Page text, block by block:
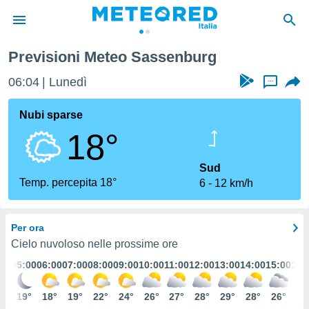
di
per
le
di
le
Previsioni Meteo Sassenburg
06:04 Lunedì ...
Nubi sparse
18°
Temp. percepita 18°
Sud
6
12 km/h
Per ora
Cielo nuvoloso nelle prossime ore
05:00
19°
06:00
18°
07:00
19°
08:00
22°
09:00
24°
10:00
26°
11:00
27°
12:00
28°
13:00
29°
14:00
28°
15:00
26°